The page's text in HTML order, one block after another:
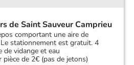
de Saint Sauveur Camprieu
comportant une aire de
stationnement est gratuit. 4
de vidange et eau
de 2€ (pas de jetons)